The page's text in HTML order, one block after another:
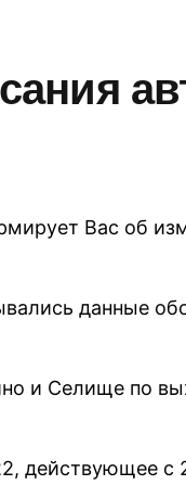
Вас об
данные
и Селище по
действующее с